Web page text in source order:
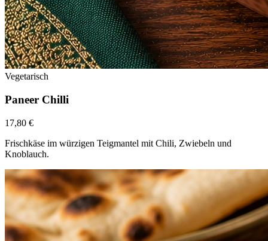
Vegetarisch
Paneer Chilli
17,80 €
Frischkäse im würzigen Teigmantel mit Chili, Zwiebeln und
Knoblauch.